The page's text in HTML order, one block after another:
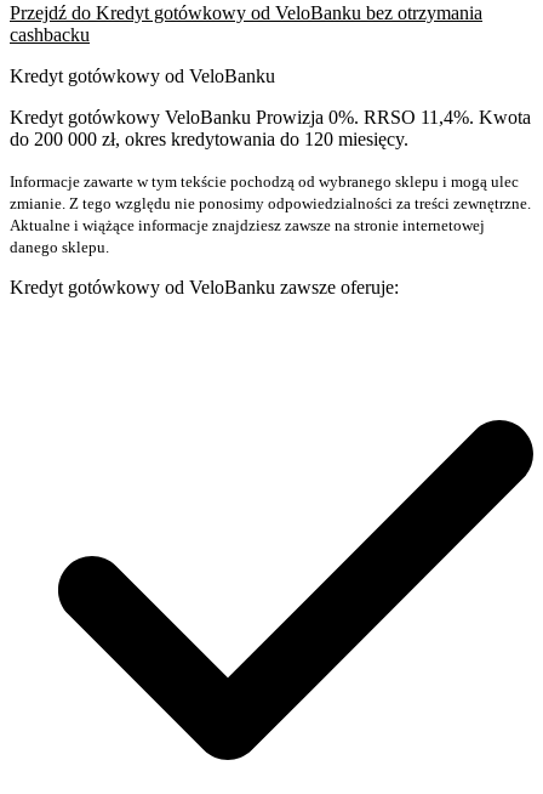
Przejdź do Kredyt gotówkowy od VeloBanku bez otrzymania
cashbacku
Kredyt gotówkowy od VeloBanku
Kredyt gotówkowy VeloBanku Prowizja 0%. RRSO 11,4%. Kwota
do 200 000 zł, okres kredytowania do 120 miesięcy.
Informacje zawarte w tym tekście pochodzą od wybranego sklepu i mogą ulec
zmianie. Z tego względu nie ponosimy odpowiedzialności za treści zewnętrzne.
Aktualne i wiążące informacje znajdziesz zawsze na stronie internetowej
danego sklepu.
Kredyt gotówkowy od VeloBanku zawsze oferuje: